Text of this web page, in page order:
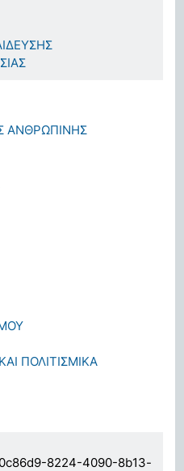
ΑΝΘΡΩΠΙΝΗΣ
ΠΟΛΙΤΙΣΜΙΚΑ
8224-4090-8b13-